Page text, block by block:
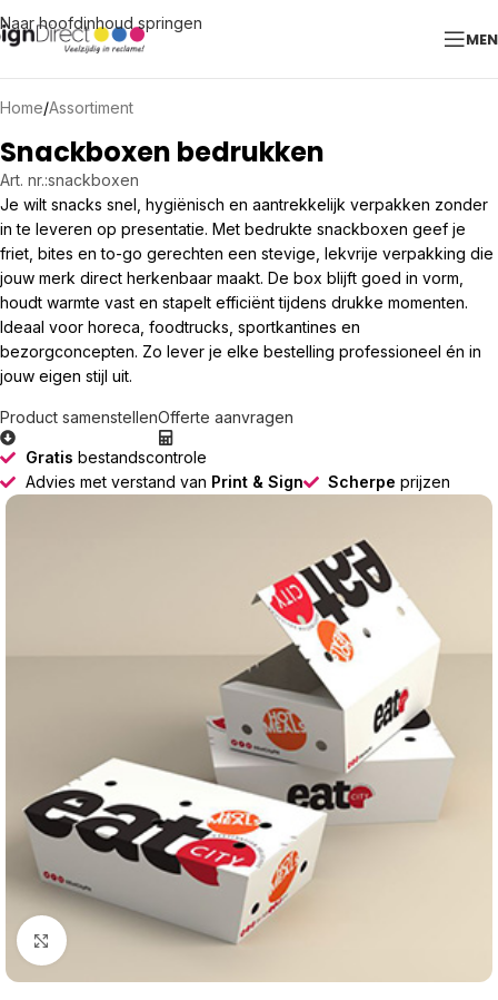
Naar hoofdinhoud springen
Home/Assortiment
Snackboxen bedrukken
Art. nr.:snackboxen
Je wilt snacks snel, hygiënisch en aantrekkelijk verpakken zonder
in te leveren op presentatie. Met bedrukte snackboxen geef je
friet, bites en to-go gerechten een stevige, lekvrije verpakking die
jouw merk direct herkenbaar maakt. De box blijft goed in vorm,
houdt warmte vast en stapelt efficiënt tijdens drukke momenten.
Ideaal voor horeca, foodtrucks, sportkantines en
bezorgconcepten. Zo lever je elke bestelling professioneel én in
jouw eigen stijl uit.
Product samenstellenOfferte aanvragen
Gratis bestandscontrole
Advies met verstand van Print & Sign Scherpe prijzen
Klik om te vergroten